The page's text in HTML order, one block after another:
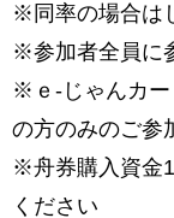
※同率の場合は
※参加者全員に
※ｅ-じゃんカー
の方のみのご参
※舟券購入資金
ください